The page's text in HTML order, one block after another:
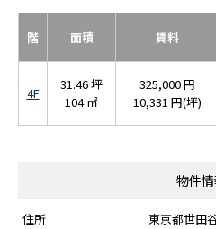
階 面積 賃料
4F
31.46 坪
104 ㎡
325,000 円
10,331 円(坪)
物件
住所 東京都世田